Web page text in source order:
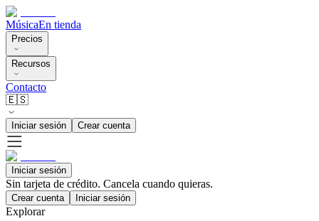
MúsicaEn tienda
Precios
Recursos
Contacto
🇪🇸
Iniciar sesión Crear cuenta
Iniciar sesión
Sin tarjeta de crédito. Cancela cuando quieras.
Crear cuenta Iniciar sesión
Explorar